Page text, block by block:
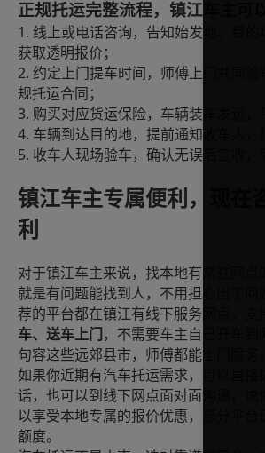
正规托运完整流程，镇江车主可
1. 线上或电话咨询，告知始发地、目
获取透明报价；
2. 约定上门提车时间，师傅上门共同
规托运合同；
3. 购买对应货运保险，车辆装车发运，
4. 车辆到达目的地，提前通知收车人，
5. 收车人现场验车，确认无误后签收，
镇江车主专属便利，现在
利
对于镇江车主来说，找本地有常驻网
就是有问题能找到人，不用担心出了
荐的平台都在镇江有线下服务网点，支
车、送车上门
，不需要车主自己开车
句容这些远郊县市，师傅都能上门服务
如果你近期有汽车托运需求，可以直接
话，也可以到线下网点面对面沟通，说
以享受本地专属的报价优惠，部分平
额度。